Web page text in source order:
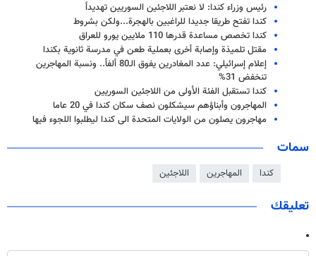
رئيس وزراء كندا: لا نعتبر اللاجئين السوريين تهديداً
كندا تفتح طريقا جديدا للراغبين بالهجرة...ولكن بشروط
كندا تخصص مساعدة قدرها 110 ملایین یورو للعراق
مقتل تلميذة وإصابة أخرى بعملية طعن في مدرسة ثانوية بكندا
إعلام إسرائيلي: عدد المغادرين يفوق الـ80 ألفاً.. ونسبة المهاجرين
تنخفض 31%
كندا تستقبل الفئة الأولى من اللاجئين السوريين
المهاجرون وأبناؤهم سيشكلون نصف سكان كندا في 20 عاما
مهاجرون يصلون من الولايات المتحدة الى كندا ليطلبوا اللجوء فيها
سمات
كندا المهاجرين اللاجئين
تعليقك